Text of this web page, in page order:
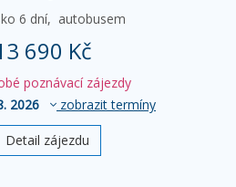
6 dní, autobusem
690 Kč
poznávací zájezdy
2026 zobrazit termíny
Detail zájezdu